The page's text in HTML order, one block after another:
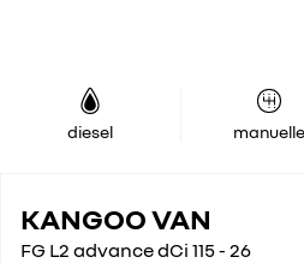
diesel manuelle
KANGOO VAN
FG L2 advance dCi 115 - 26